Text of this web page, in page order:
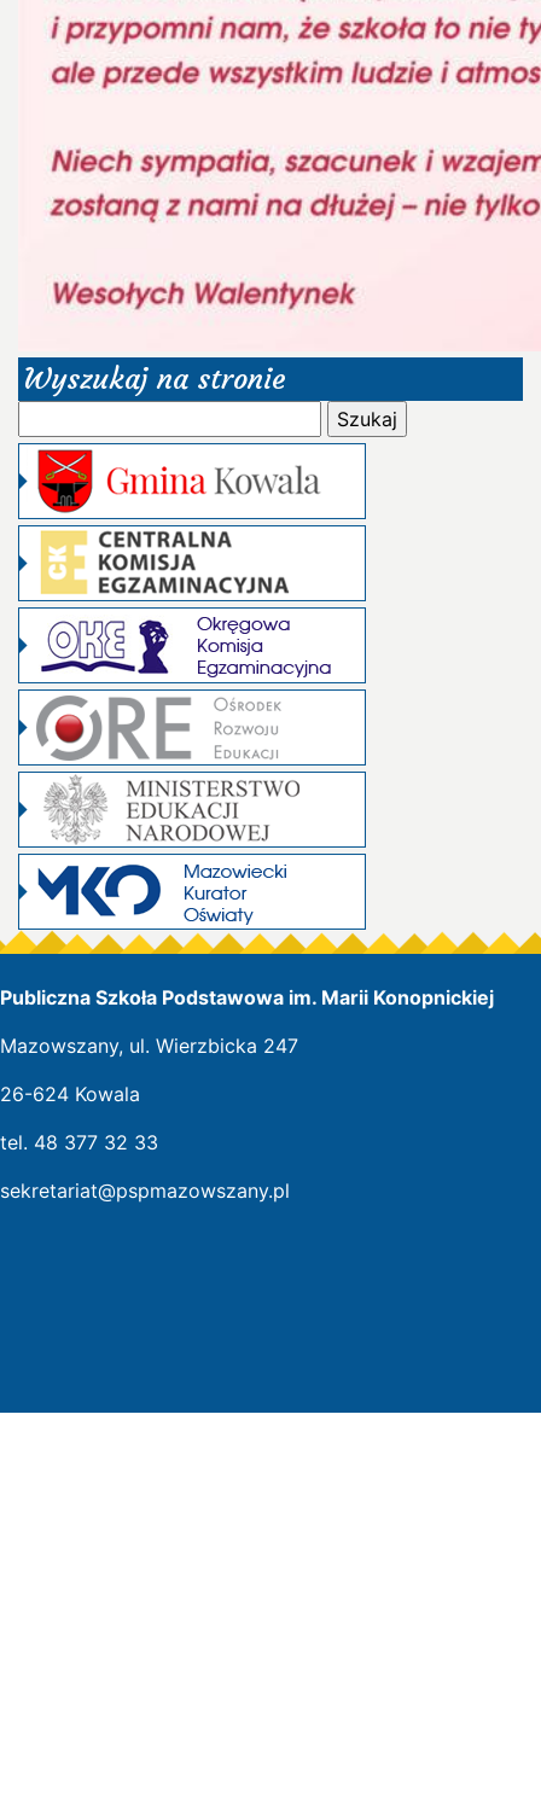
Wyszukaj na stronie
Publiczna Szkoła Podstawowa im. Marii Konopnickiej
Mazowszany, ul. Wierzbicka 247
26-624 Kowala
tel. 48 377 32 33
sekretariat@pspmazowszany.pl